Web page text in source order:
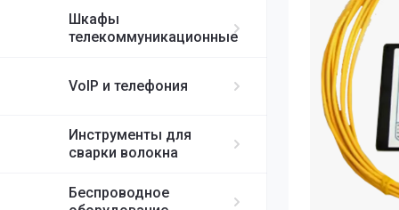
SDNET
Шкафы
телекоммуникационные
VoIP и телефония
Инструменты для
сварки волокна
Беспроводное